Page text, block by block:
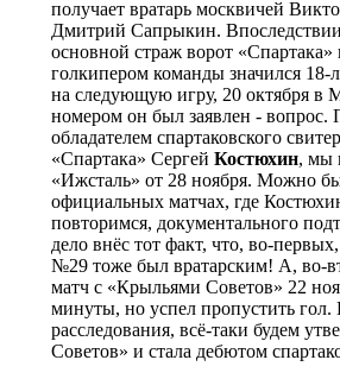
получает вратарь москвичей
Дмитрий Сапрыкин.
основной страж ворот
голкипером команды значился
на следующую игру, 20 октября в
номером он был заявлен - вопрос.
обладателем спартаковского
«Спартака» Сергей Костюхин, мы
«Ижсталь» от 28 ноября. Можно
официальных матчах, где
повторимся, документального
дело внёс тот факт, что, во-
№29 тоже был вратарским! А, во-
матч с «Крыльями Советов» 22
минуты, но успел пропустить гол.
расследования, всё-таки будем
Советов» и стала дебютом